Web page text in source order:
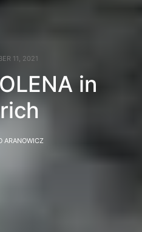
11, 2021
in
ARANOWICZ